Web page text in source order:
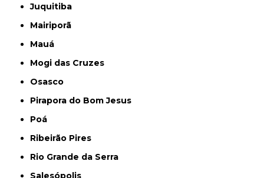
Juquitiba
Mairiporã
Mauá
Mogi das Cruzes
Osasco
Pirapora do Bom Jesus
Poá
Ribeirão Pires
Rio Grande da Serra
Salesópolis